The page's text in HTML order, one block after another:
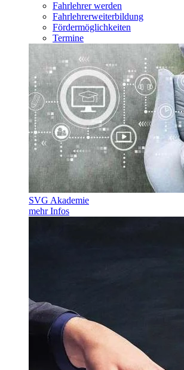
Fahrlehrer werden
Fahrlehrerweiterbildung
Fördermöglichkeiten
Termine
SVG Akademie
mehr Infos